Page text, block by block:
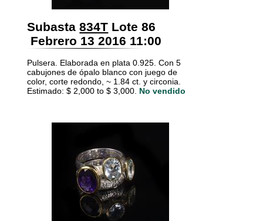
Subasta 834T Lote 86
Febrero 13 2016 11:00
Pulsera. Elaborada en plata 0.925. Con 5
cabujones de ópalo blanco con juego de
color, corte redondo, ~ 1.84 ct. y circonia.
Estimado: $ 2,000 to $ 3,000. No vendido